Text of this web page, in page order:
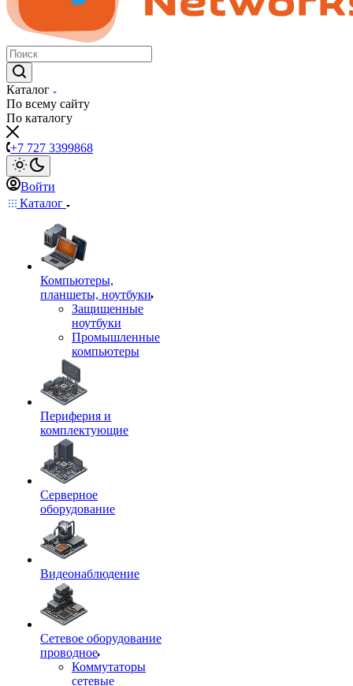
Каталог
По всему сайту
По каталогу
+7 727 3399868
Войти
Каталог
Компьютеры,
планшеты, ноутбуки
Защищенные
ноутбуки
Промышленные
компьютеры
Периферия и
комплектующие
Серверное
оборудование
Видеонаблюдение
Сетевое оборудование
проводное
Коммутаторы
сетевые